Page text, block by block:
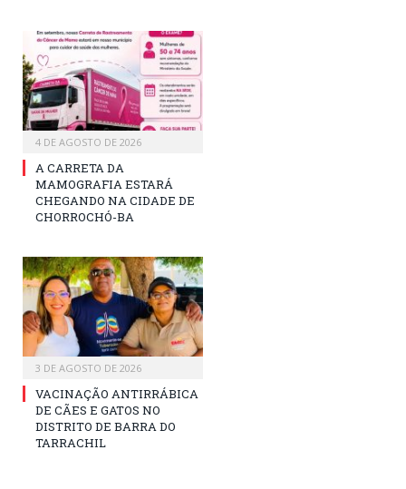
4 DE AGOSTO DE 2026
A CARRETA DA
MAMOGRAFIA ESTARÁ
CHEGANDO NA CIDADE DE
CHORROCHÓ-BA
3 DE AGOSTO DE 2026
VACINAÇÃO ANTIRRÁBICA
DE CÃES E GATOS NO
DISTRITO DE BARRA DO
TARRACHIL